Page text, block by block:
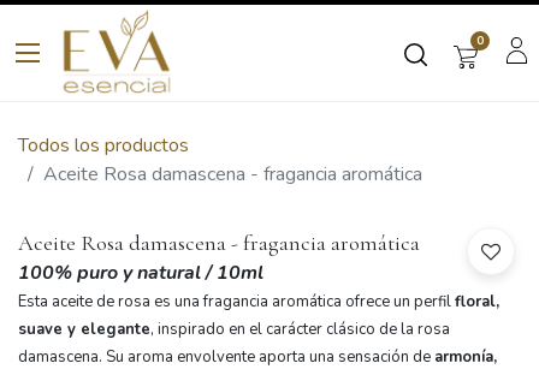
0
Todos los productos
Aceite Rosa damascena - fragancia aromática
Aceite Rosa damascena - fragancia aromática
100% puro y natural/ 10ml
Esta aceite de rosa es una fragancia aromática ofrece un perfilfloral,
suave y elegante, inspirado en el carácter clásico de la rosa
damascena. Su aroma envolvente aporta una sensación de armonía,